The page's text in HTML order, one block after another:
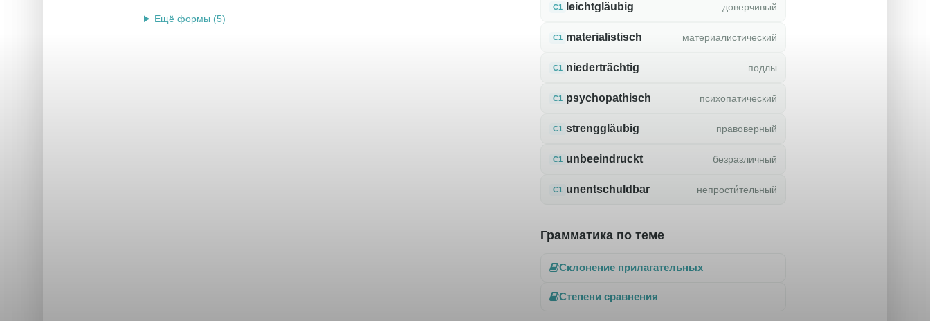
Ещё формы (5)
C1 leichtgläubig доверчивый
C1 materialistisch материалистический
C1 niederträchtig подлы
C1 psychopathisch психопатический
C1 strenggläubig правоверный
C1 unbeeindruckt безразличный
C1 unentschuldbar непрости́тельный
Грамматика по теме
Склонение прилагательных
Степени сравнения